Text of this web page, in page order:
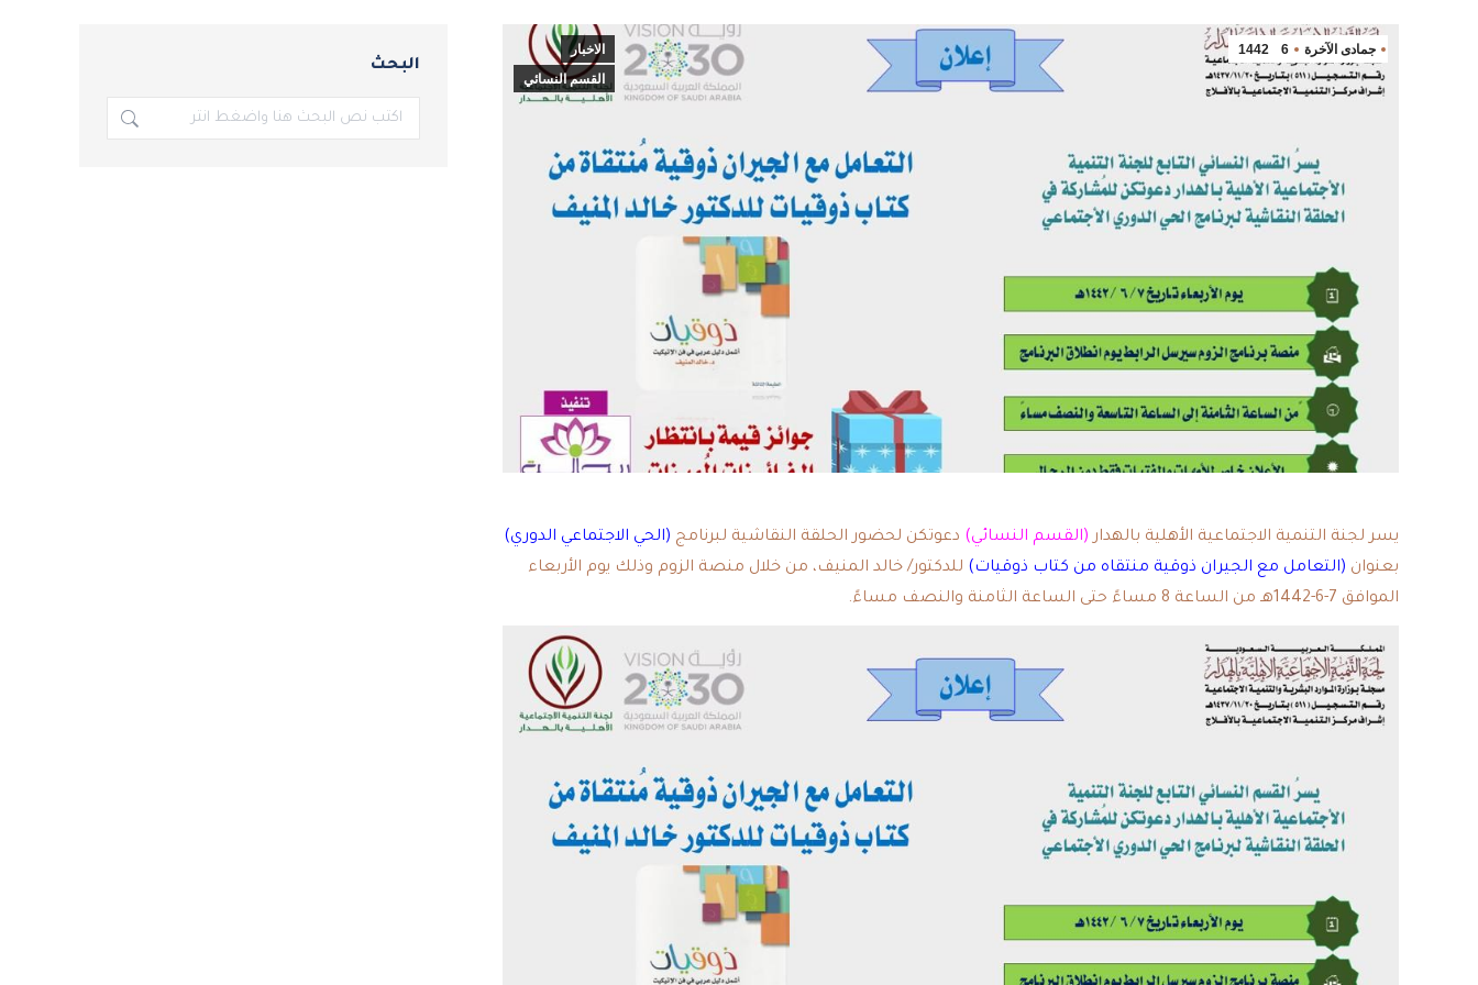
جمادى الآخرة 6
1442
الاخبار
القسم النسائي
يسر لجنة التنمية الاجتماعية الأهلية بالهدار (القسم النسائي) دعوتكن لحضور الحلقة النقاشية لبرنامج (الحي الاجتماعي الدوري)
بعنوان (التعامل مع الجيران ذوقية منتقاه من كتاب ذوقيات) للدكتور/ خالد المنيف، من خلال منصة الزوم وذلك يوم الأربعاء
الموافق 7-6-1442هـ من الساعة 8 مساءً حتى الساعة الثامنة والنصف مساءً.
البحث
بحث: